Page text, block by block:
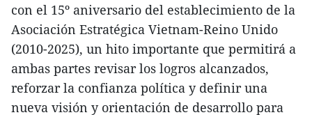
con el 15º aniversario del establecimiento de la
Asociación Estratégica Vietnam-Reino Unido
(2010-2025), un hito importante que permitirá a
ambas partes revisar los logros alcanzados,
reforzar la confianza política y definir una
nueva visión y orientación de desarrollo para